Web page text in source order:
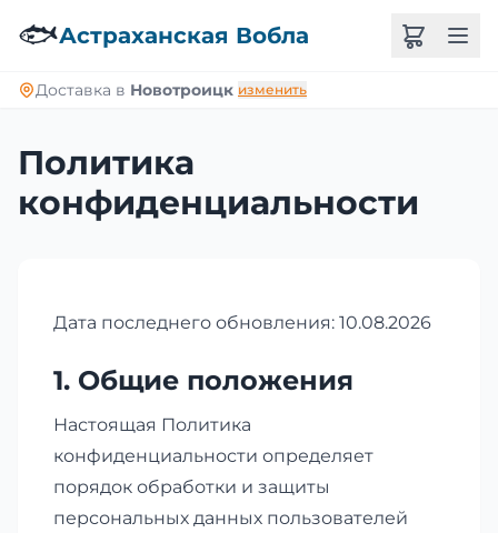
🐟Астраханская Вобла
Доставка в Новотроицк изменить
Политика
конфиденциальности
Дата последнего обновления: 10.08.2026
1. Общие положения
Настоящая Политика
конфиденциальности определяет
порядок обработки и защиты
персональных данных пользователей